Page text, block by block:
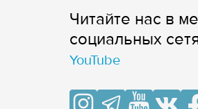
Читайте нас в
cоциальных
YouTube